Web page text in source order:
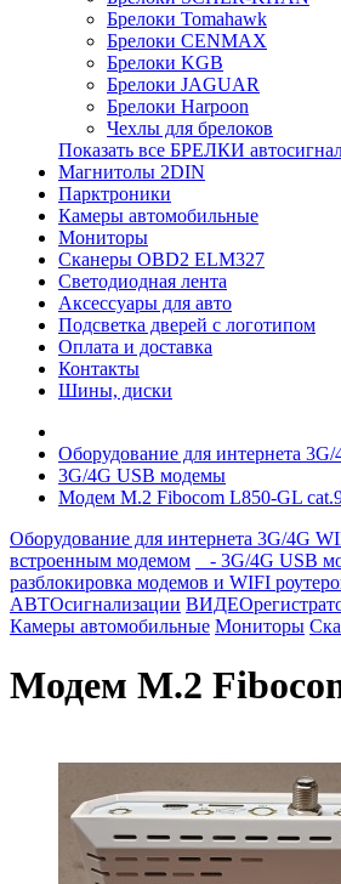
Брелоки Tomahawk
Брелоки CENMAX
Брелоки KGB
Брелоки JAGUAR
Брелоки Harpoon
Чехлы для брелоков
Показать все БРЕЛКИ
Магнитолы 2DIN
Парктроники
Камеры автомобильные
Мониторы
Сканеры OBD2 ELM327
Светодиодная лента
Аксессуары для авто
Подсветка дверей с логотипом
Оплата и доставка
Контакты
Шины, диски
Оборудование для интернета
3G/4G USB модемы
Модем M.2 Fibocom L850-GL
Оборудование для интернета 3G/4G
встроенным модемом
- 3G/4G USB
разблокировка модемов и WIFI
АВТОсигнализации
Камеры автомобильные Мониторы
Модем M.2